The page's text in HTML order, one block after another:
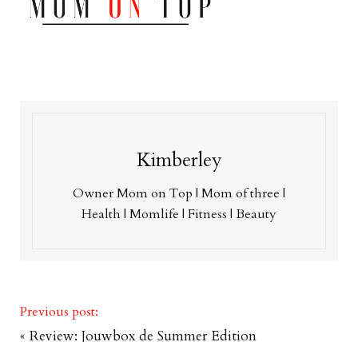
Kimberley
Owner Mom on Top | Mom of three |
Health | Momlife | Fitness | Beauty
Previous post:
« Review: Jouwbox de Summer Edition